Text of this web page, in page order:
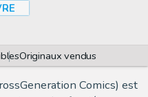
Originaux vendus
Comics) est